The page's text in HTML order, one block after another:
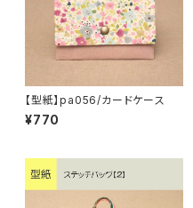
【型紙】pa056/カードケース
¥770